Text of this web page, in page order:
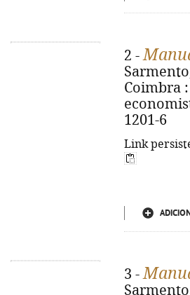
2 -
Coimbra
1201-6
Link
3 -